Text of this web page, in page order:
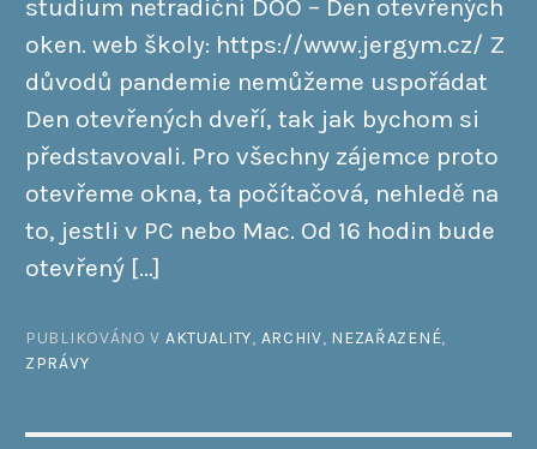
studium netradiční DOO – Den otevřených
oken. web školy: https://www.jergym.cz/ Z
důvodů pandemie nemůžeme uspořádat
Den otevřených dveří, tak jak bychom si
představovali. Pro všechny zájemce proto
otevřeme okna, ta počítačová, nehledě na
to, jestli v PC nebo Mac. Od 16 hodin bude
otevřený […]
PUBLIKOVÁNO V AKTUALITY, ARCHIV, NEZAŘAZENÉ,
ZPRÁVY